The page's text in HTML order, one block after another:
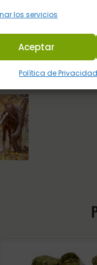
los servicios
Aceptar
Política de
de 6 meses.
de Ricino –
vegetales